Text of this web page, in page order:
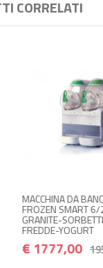
CORRELATI
BANCO B-
6/2 BRAS PER
CREME
1954,70